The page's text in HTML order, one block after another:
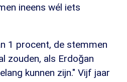
ineens wél iets
1 procent, de stemmen
zouden, als Erdoğan
kunnen zijn." Vijf jaar